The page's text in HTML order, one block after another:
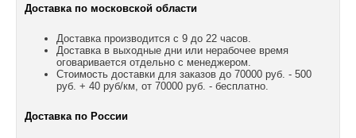
Доставка по московской области
Доставка производится с 9 до 22 часов.
Доставка в выходные дни или нерабочее время
оговаривается отдельно с менеджером.
Стоимость доставки для заказов до 70000 руб. - 500
руб. + 40 руб/км, от 70000 руб. - бесплатно.
Доставка по России